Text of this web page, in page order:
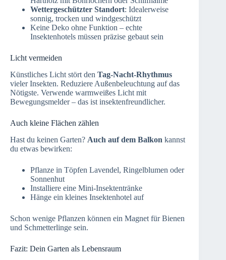
Wettergeschützter Standort: Idealerweise
sonnig, trocken und windgeschützt
Keine Deko ohne Funktion – echte
Insektenhotels müssen präzise gebaut sein
Licht vermeiden
Künstliches Licht stört den Tag-Nacht-Rhythmus
vieler Insekten. Reduziere Außenbeleuchtung auf das
Nötigste. Verwende warmweißes Licht mit
Bewegungsmelder – das ist insektenfreundlicher.
Auch kleine Flächen zählen
Hast du keinen Garten? Auch auf dem Balkon kannst
du etwas bewirken:
Pflanze in Töpfen Lavendel, Ringelblumen oder
Sonnenhut
Installiere eine Mini-Insektentränke
Hänge ein kleines Insektenhotel auf
Schon wenige Pflanzen können ein Magnet für Bienen
und Schmetterlinge sein.
Fazit: Dein Garten als Lebensraum